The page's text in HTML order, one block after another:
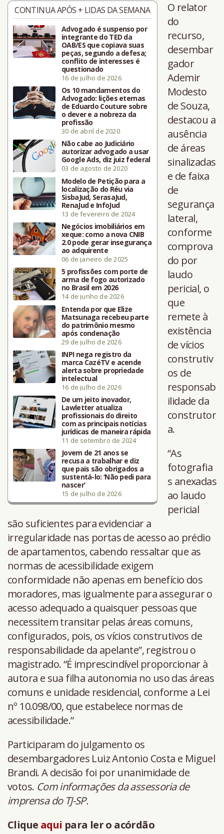
CONTINUA APÓS + LIDAS DA SEMANA
Advogado é suspenso por
integrante do TED da
OAB/ES que copiava suas
peças, segundo a defesa;
conflito de interesses é
questionado
16 de julho de 2026
Os 10 mandamentos do
Advogado: lições eternas
de Eduardo Couture sobre
o dever e a nobreza da
profissão
30 de abril de 2020
Não cabe ao Judiciário
autorizar advogado a usar
Google Ads, diz juiz federal
03 de agosto de 2020
Modelo de Petição para a
localização do Réu via
SisbaJud, SerasaJud,
RenaJud e InfoJud
13 de fevereiro de 2024
Negócios imobiliários em
xeque: como a nova CNIB
2.0 pode gerar insegurança
ao adquirente
06 de janeiro de 2025
5 profissões com porte de
arma de fogo autorizado
no Brasil em 2026
14 de junho de 2026
Entenda por que Elize
Matsunaga recebeu parte
do patrimônio mesmo
após condenação
29 de julho de 2026
INPI nega registro da
marca CazéTV e acende
alerta sobre propriedade
intelectual
16 de julho de 2026
De um jeito inovador,
Lawletter atualiza
profissionais do direito
com as principais notícias
jurídicas de maneira rápida
11 de setembro de 2024
Jovem de 21 anos se
recusa a trabalhar e diz
que pais são obrigados a
sustentá-lo: ‘Não pedi para
nascer’
15 de julho de 2026
O relator
do
recurso,
desembar
gador
Ademir
Modesto
de Souza,
destacou a
ausência
de áreas
sinalizadas
e de faixa
de
segurança
lateral,
conforme
comprova
do por
laudo
pericial, o
que
remete à
existência
de vícios
construtiv
os de
responsab
ilidade da
construtor
a.
“As
fotografia
s anexadas
ao laudo
pericial
são suficientes para evidenciar a
irregularidade nas portas de acesso ao prédio
de apartamentos, cabendo ressaltar que as
normas de acessibilidade exigem
conformidade não apenas em benefício dos
moradores, mas igualmente para assegurar o
acesso adequado a quaisquer pessoas que
necessitem transitar pelas áreas comuns,
configurados, pois, os vícios construtivos de
responsabilidade da apelante”, registrou o
magistrado. “É imprescindível proporcionar à
autora e sua filha autonomia no uso das áreas
comuns e unidade residencial, conforme a Lei
nº 10.098/00, que estabelece normas de
acessibilidade.”
Participaram do julgamento os
desembargadores Luiz Antonio Costa e Miguel
Brandi. A decisão foi por unanimidade de
votos. Com informações da assessoria de
imprensa do TJ-SP.
Clique aqui para ler o acórdão